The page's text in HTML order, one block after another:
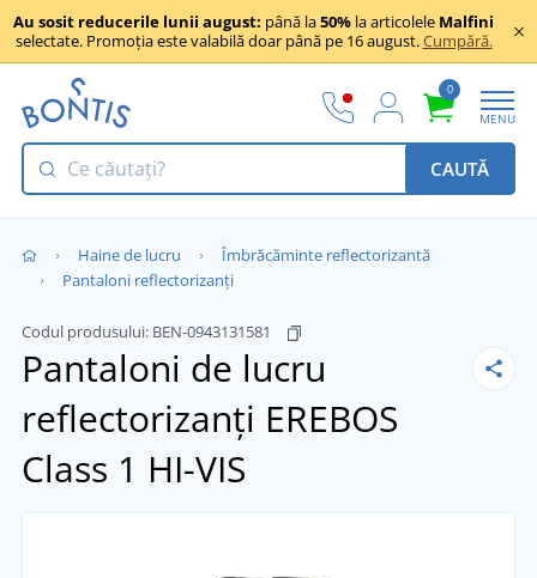
Au sosit reducerile lunii august: până la50% la articolele Malfini
selectate. Promoția este valabilă doar până pe 16 august.Cumpără.
0
MENU
CAUTĂ
Haine de lucru
Îmbrăcăminte reflectorizantă
Pantaloni reflectorizanți
Codul produsului: BEN-0943131581
Pantaloni de lucru
reflectorizanți EREBOS
Class 1 HI-VIS